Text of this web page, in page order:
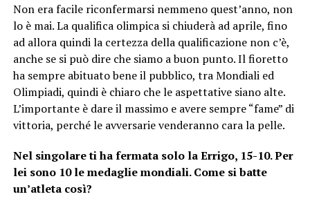
Non era facile riconfermarsi nemmeno quest’anno, non
lo è mai. La qualifica olimpica si chiuderà ad aprile, fino
ad allora quindi la certezza della qualificazione non c’è,
anche se si può dire che siamo a buon punto. Il fioretto
ha sempre abituato bene il pubblico, tra Mondiali ed
Olimpiadi, quindi è chiaro che le aspettative siano alte.
L’importante è dare il massimo e avere sempre “fame” di
vittoria, perché le avversarie venderanno cara la pelle.
Nel singolare ti ha fermata solo la Errigo, 15-10. Per
lei sono 10 le medaglie mondiali. Come si batte
un’atleta così?